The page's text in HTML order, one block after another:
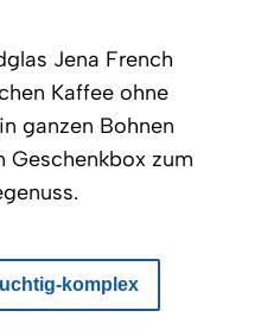
komplex
Jena French
Kaffee ohne
ganzen Bohnen
Geschenkbox zum